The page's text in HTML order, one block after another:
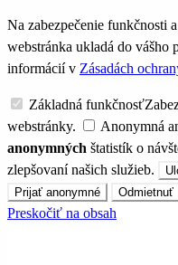
Na zabezpečenie funkčnosti
webstránka ukladá do vášho
informácií v Zásadách
Základná funkčnosť
webstránky.
Anonymná
anonymných štatistík o
zlepšovaní našich služieb.
Prijať anonymné
Odmietnuť
Preskočiť na obsah